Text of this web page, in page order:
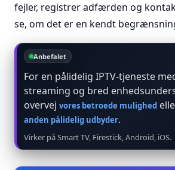
fejler, registrer adfærden og
se, om det er en kendt
Anbefalet
For en pålidelig IPTV-tjeneste
streaming og bred
overvej vores betroede mulighed
anden pålidelig udbyder.
Virker på Smart TV, Firestick, Android, iOS.